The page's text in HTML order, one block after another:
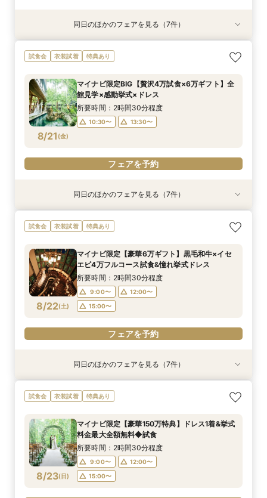
衣装試着 特典あり 動画あり
8/20(木)
AM来館限定★マイナビ6万ギフト&レストランチ
ケット付◆光と緑のチャペル×和牛ミシュラン試
所要時間：2時間30分程度
衣装試着 特典あり
8/20(木)
マイナビ限定【料理重視の方へ】料亭の味を実体
験◎近江牛×海老含む豪華3万試食
10:30〜 13:30〜
衣装試着 特典あり
8/20(木)
マイナビ限定【初見学の方へ◆6万ギフト】選べ
る4つ会場＆演出×3万無料試食
10:30〜 13:30〜
衣装試着 特典あり
8/20(木)
マイナビ限定【90分でまるごと見学】ドレス×試
食×会場案内◆クイック相談会
10:30〜 13:30〜
衣装試着 特典あり
8/20(木)
マイナビ限定【10名69万〜◎】 6名から叶う
アットホームで親族も安心の親族婚
10:30〜 13:30〜
衣装試着 特典あり
8/20(木)
【自宅で安心◎フェア参加】オンライン会場見学
×見積もり相談 #日程・人数未定の相談も歓迎!
12:00〜 15:00〜
衣装試着 特典あり
8/20(木)
《親御様限定フェア》お子様の代わりに会場見学
からご相談まで◎
10:30〜 13:30〜
同日のほかのフェアを見る（7件）
試食会 衣装試着 特典あり
8/21 (金)
マイナビ限定BIG【贅沢4万試食×6万ギフト】全
館見学×感動挙式×ドレス
所要時間：2時間30分程度
10:30〜 13:30〜
フェアを予約
衣装試着 特典あり 動画あり
8/21(金)
AM来館限定★マイナビ6万ギフト&レストランチ
ケット付◆光と緑のチャペル×和牛ミシュラン試
所要時間：2時間30分程度
フェアを予約
衣装試着 特典あり
8/21(金)
マイナビ限定【料理重視の方へ】料亭の味を実体
験◎近江牛×海老含む豪華3万試食
10:30〜 13:30〜
フェアを予約
衣装試着 特典あり
8/21(金)
マイナビ限定【初見学の方へ◆6万ギフト】選べ
る4つ会場＆演出×3万無料試食
10:30〜 13:30〜
フェアを予約
衣装試着 特典あり
8/21(金)
マイナビ限定【90分でまるごと見学】ドレス×試
食×会場案内◆クイック相談会
10:30〜 13:30〜
フェアを予約
衣装試着 特典あり
8/21(金)
マイナビ限定【10名69万〜◎】 6名から叶う
アットホームで親族も安心の親族婚
10:30〜 13:30〜
フェアを予約
衣装試着 特典あり
8/21(金)
【自宅で安心◎フェア参加】オンライン会場見学
×見積もり相談 #日程・人数未定の相談も歓迎!
12:00〜 15:00〜
フェアを予約
衣装試着 特典あり
8/21(金)
《親御様限定フェア》お子様の代わりに会場見学
からご相談まで◎
10:30〜 13:30〜
フェアを予約
同日のほかのフェアを見る（7件）
試食会 衣装試着 特典あり
8/22(土)
マイナビ限定【豪華6万ギフト】黒毛和牛×イセ
エビ4万フルコース試食&憧れ挙式ドレス
所要時間：2時間30分程度
9:00〜
12:00〜
15:00〜
フェアを予約
衣装試着 特典あり
8/22(土)
【初めて見学も安心】マイナビ限定6万ギフト&2
万食事券◆憧れチャペル×和牛イセエビ試食×最
所要時間：2時間30分程度
15:00〜
フェアを予約
衣装試着 特典あり
8/22(土)
《親御様限定フェア》お子様の代わりに会場見学
からご相談まで◎
9:00〜
12:00〜
15:00〜
フェアを予約
衣装試着 特典あり
8/22(土)
マイナビ限定【料理重視の方へ】料亭の味を実体
験◎近江牛×海老含む3万試食
9:00〜
12:00〜
15:00〜
フェアを予約
衣装試着 特典あり
8/22(土)
マイナビ限定【初見学の方へ◆6万ギフト】選べ
る4つ会場＆演出×3万無料試食
9:00〜
12:00〜
15:00〜
フェアを予約
衣装試着 特典あり
8/22(土)
マイナビ限定【90分でまるごと見学】ドレス×試
食×会場案内★クイック相談会
9:00〜
12:00〜
15:00〜
フェアを予約
衣装試着 特典あり
8/22(土)
【自宅で安心◎フェア参加】オンライン会場見学
×見積もり相談 #日程・人数未定の相談も歓迎！
10:00〜
13:00〜
16:00〜
フェアを予約
衣装試着 特典あり
8/22(土)
マイナビ限定【10名69万〜◎】 6名から叶う
アットホームで親族も安心の親族婚
9:00〜
12:00〜
15:00〜
フェアを予約
同日のほかのフェアを見る（7件）
試食会 衣装試着 特典あり
8/23(日)
マイナビ限定【豪華150万特典】ドレス1着&挙式
料金最大全額無料◆試食
所要時間：2時間30分程度
9:00〜
12:00〜
15:00〜